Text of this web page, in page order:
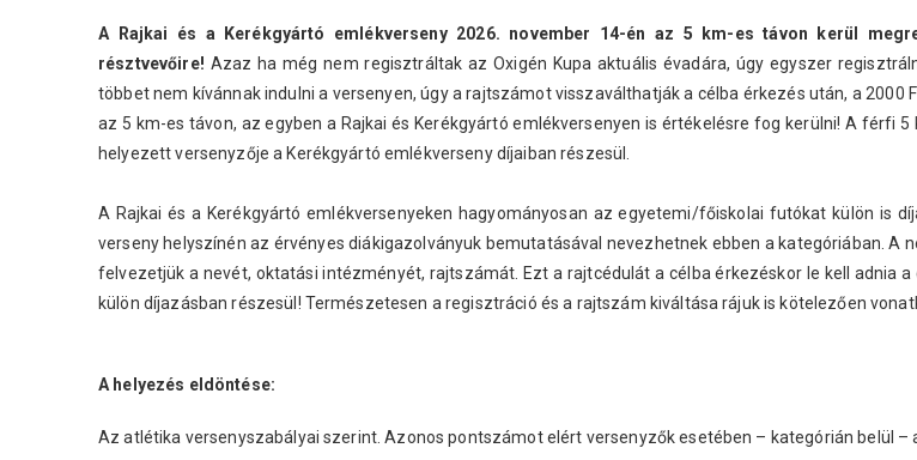
A Rajkai és a Kerékgyártó emlékverseny 2026. november 14-én az 5 km-es távon kerül
résztvevőire! Azaz ha még nem regisztráltak az Oxigén Kupa aktuális évadára, úgy egyszer
többet nem kívánnak indulni a versenyen, úgy a rajtszámot visszaválthatják a célba érkezés után, a
az 5 km-es távon, az egyben a Rajkai és Kerékgyártó emlékversenyen is értékelésre fog kerülni! A férfi
helyezett versenyzője a Kerékgyártó emlékverseny díjaiban részesül.
A Rajkai és a Kerékgyártó emlékversenyeken hagyományosan az egyetemi/főiskolai futókat külön is
verseny helyszínén az érvényes diákigazolványuk bemutatásával nevezhetnek ebben a kategóriában.
felvezetjük a nevét, oktatási intézményét, rajtszámát. Ezt a rajtcédulát a célba érkezéskor le kell
külön díjazásban részesül! Természetesen a regisztráció és a rajtszám kiváltása rájuk is kötelezően
A helyezés eldöntése:
Az atlétika versenyszabályai szerint. Azonos pontszámot elért versenyzők esetében – kategórián belül